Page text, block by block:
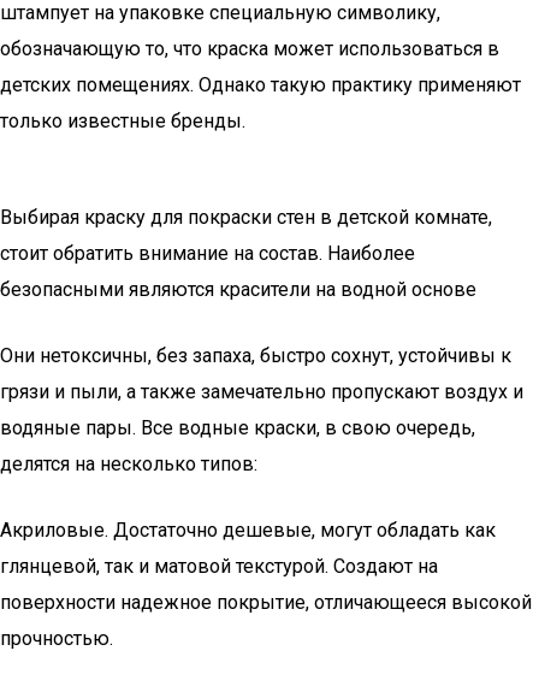
штампует на упаковке специальную символику,
обозначающую то, что краска может использоваться в
детских помещениях. Однако такую практику применяют
только известные бренды.
Выбирая краску для покраски стен в детской комнате,
стоит обратить внимание на состав. Наиболее
безопасными являются красители на водной основе
Они нетоксичны, без запаха, быстро сохнут, устойчивы к
грязи и пыли, а также замечательно пропускают воздух и
водяные пары. Все водные краски, в свою очередь,
делятся на несколько типов:
Акриловые. Достаточно дешевые, могут обладать как
глянцевой, так и матовой текстурой. Создают на
поверхности надежное покрытие, отличающееся высокой
прочностью.